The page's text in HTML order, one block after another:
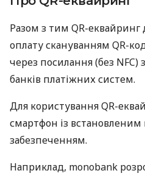
Разом з тим QR-
оплату скануванням QR-
через посилання (без NFC)
банків платіжних систем.
Для користування QR-
смартфон із
забезпеченням.
Наприклад, monobank